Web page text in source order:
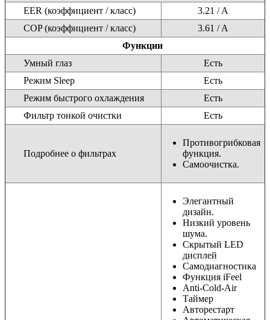
EER (коэффициент / класс)
3.21 / A
COP (коэффициент / класс)
3.61 / A
Функции
Умный глаз
Есть
Режим Sleep
Есть
Режим быстрого охлаждения
Есть
Фильтр тонкой очистки
Есть
Подробнее о фильтрах
Противогрибковая
функция.
Самоочистка.
Элегантный
дизайн.
Низкий уровень
шума.
Скрытый LED
дисплей
Самодиагностика
Функция iFeel
Anti-Cold-Air
Таймер
Авторестарт